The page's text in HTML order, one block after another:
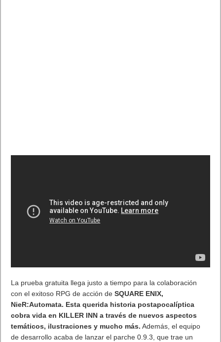
La prueba gratuita llega justo a tiempo para la colaboración
con el exitoso RPG de acción deSQUARE ENIX,
NieR:Automata. Esta querida historia postapocalíptica
cobra vida en KILLER INNa través de nuevos aspectos
temáticos, ilustraciones y mucho más. Además, el equipo
de desarrollo acaba de lanzar el parche 0.9.3, que trae un